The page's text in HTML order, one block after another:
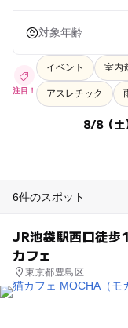
対象年齢
注目！
イベント 室内
アスレチック
6件のスポット
JR池袋駅西口徒歩
カフェ
東京都豊島区